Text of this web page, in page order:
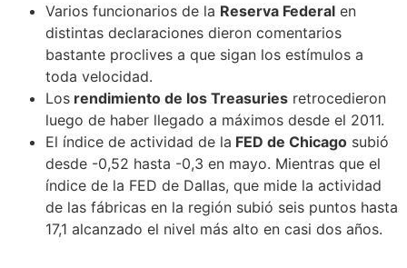
Varios funcionarios de la Reserva Federal en
distintas declaraciones dieron comentarios
bastante proclives a que sigan los estímulos a
toda velocidad.
Los rendimiento de los Treasuries retrocedieron
luego de haber llegado a máximos desde el 2011.
El índice de actividad de la FED de Chicago subió
desde -0,52 hasta -0,3 en mayo. Mientras que el
índice de la FED de Dallas, que mide la actividad
de las fábricas en la región subió seis puntos hasta
17,1 alcanzado el nivel más alto en casi dos años.